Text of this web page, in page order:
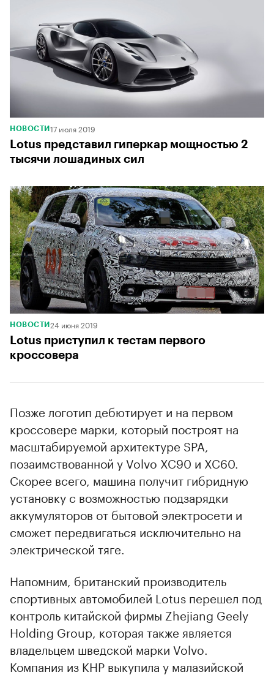
НОВОСТИ 17 июля 2019
Lotus представил гиперкар мощностью 2
тысячи лошадиных сил
НОВОСТИ 24 июня 2019
Lotus приступил к тестам первого
кроссовера
Позже логотип дебютирует и на первом
кроссовере марки, который построят на
масштабируемой архитектуре SPA,
позаимствованной у Volvo XC90 и XC60.
Скорее всего, машина получит гибридную
установку с возможностью подзарядки
аккумуляторов от бытовой электросети и
сможет передвигаться исключительно на
электрической тяге.
Напомним, британский производитель
спортивных автомобилей Lotus перешел под
контроль китайской фирмы Zhejiang Geely
Holding Group, которая также является
владельцем шведской марки Volvo.
Компания из КНР выкупила у малазийской